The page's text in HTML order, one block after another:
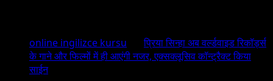
online ingilizce kursu onप्रिया सिन्हा अब वर्ल्डवाइड रिकॉर्ड्स
के गाने और फिल्मों में ही आएंगी नजर, एक्सक्लूसिव कॉन्ट्रैक्ट किया
साईन